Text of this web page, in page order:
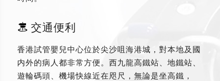
交通便利
香港試管嬰兒中心位於尖沙咀海港城，對本地及國
内外的病人都非常方便。西九龍高鐵站、地鐵站、
遊輪碼頭、機場快線近在咫尺，無論是坐高鐵，